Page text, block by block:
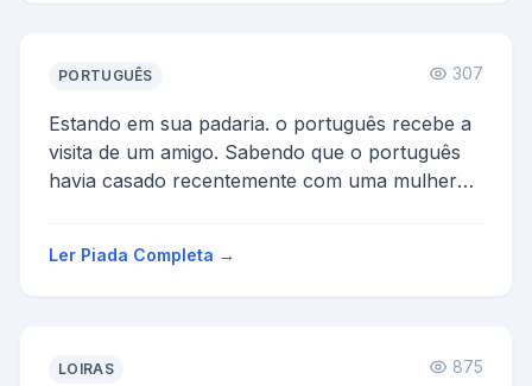
PORTUGUÊS 307
Estando em sua padaria. o português recebe a
visita de um amigo. Sabendo que o português
havia casado recentemente com uma mulher
Ler Piada Completa →
LOIRAS 875